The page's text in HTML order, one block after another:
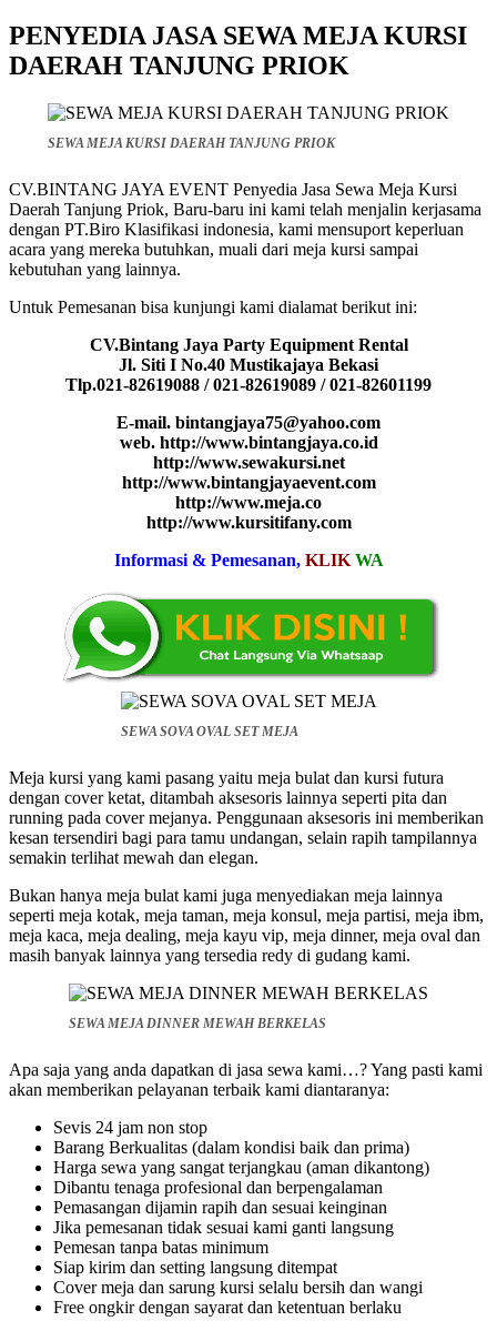
PENYEDIA JASA SEWA MEJA KURSI
DAERAH TANJUNG PRIOK
SEWA MEJA KURSI DAERAH TANJUNG PRIOK
CV.BINTANG JAYA EVENT Penyedia Jasa Sewa Meja Kursi
Daerah Tanjung Priok, Baru-baru ini kami telah menjalin kerjasama
dengan PT.Biro Klasifikasi indonesia, kami mensuport keperluan
acara yang mereka butuhkan, muali dari meja kursi sampai
kebutuhan yang lainnya.
Untuk Pemesanan bisa kunjungi kami dialamat berikut ini:
CV.Bintang Jaya Party Equipment Rental
Jl. Siti I No.40 Mustikajaya Bekasi
Tlp.021-82619088 / 021-82619089 / 021-82601199
E-mail. bintangjaya75@yahoo.com
web. http://www.bintangjaya.co.id
http://www.sewakursi.net
http://www.bintangjayaevent.com
http://www.meja.co
http://www.kursitifany.com
Informasi & Pemesanan, KLIK WA
SEWA SOVA OVAL SET MEJA
Meja kursi yang kami pasang yaitu meja bulat dan kursi futura
dengan cover ketat, ditambah aksesoris lainnya seperti pita dan
running pada cover mejanya. Penggunaan aksesoris ini memberikan
kesan tersendiri bagi para tamu undangan, selain rapih tampilannya
semakin terlihat mewah dan elegan.
Bukan hanya meja bulat kami juga menyediakan meja lainnya
seperti meja kotak, meja taman, meja konsul, meja partisi, meja ibm,
meja kaca, meja dealing, meja kayu vip, meja dinner, meja oval dan
masih banyak lainnya yang tersedia redy di gudang kami.
SEWA MEJA DINNER MEWAH BERKELAS
Apa saja yang anda dapatkan di jasa sewa kami…? Yang pasti kami
akan memberikan pelayanan terbaik kami diantaranya:
Sevis 24 jam non stop
Barang Berkualitas (dalam kondisi baik dan prima)
Harga sewa yang sangat terjangkau (aman dikantong)
Dibantu tenaga profesional dan berpengalaman
Pemasangan dijamin rapih dan sesuai keinginan
Jika pemesanan tidak sesuai kami ganti langsung
Pemesan tanpa batas minimum
Siap kirim dan setting langsung ditempat
Cover meja dan sarung kursi selalu bersih dan wangi
Free ongkir dengan sayarat dan ketentuan berlaku